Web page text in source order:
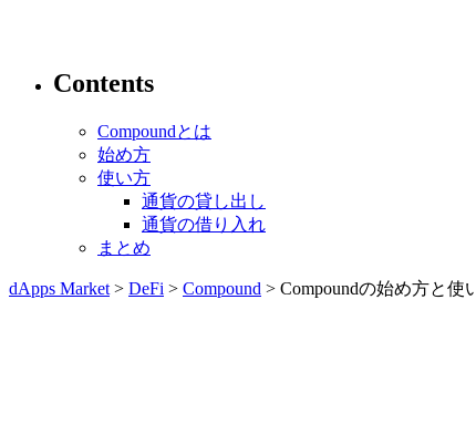
Contents
Compoundとは
始め方
使い方
通貨の貸し出し
通貨の借り入れ
まとめ
dApps Market > DeFi > Compound > Compoundの始め方と